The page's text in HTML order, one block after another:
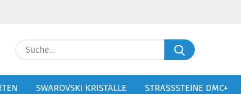
Lieferland Suche...
SWAROVSKI KRISTALLE STRASSSTEINE DMC+